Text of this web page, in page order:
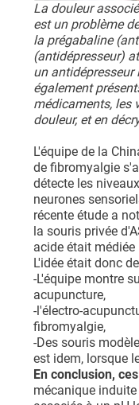
La douleur
est un problème
la prégabaline
(antidépresseur)
un antidépresseur
également
médicaments, les
douleur, et en
L'équipe de la
de fibromyalgie
détecte les
neurones
récente étude a
la souris privée
acide était médiée
L'idée était donc
-L'équipe montre
acupuncture,
-l'électro-
fibromyalgie,
-Des souris
est idem, lorsque
En conclusion,
mécanique